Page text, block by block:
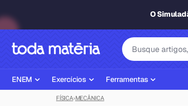
O
ENEM
Página Inicial ENEM
Exercícios
ENEM
Ferramentas
FÍSICA›MECÂNICA